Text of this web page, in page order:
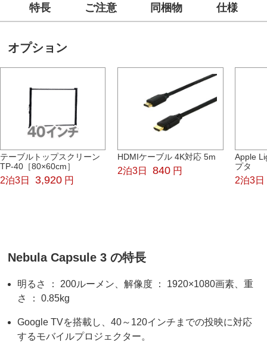
特長 ご注意 同梱物 仕様
オプション
テーブルトップスクリーン
TP-40［80×60cm］
2泊3日 3,920 円
HDMIケーブル 4K対応 5m
2泊3日 840 円
Apple
プタ
2泊3日
Nebula Capsule 3 の特長
明るさ ： 200ルーメン、解像度 ： 1920×1080画素、重
さ ： 0.85kg
Google TVを搭載し、40～120インチまでの投映に対応
するモバイルプロジェクター。